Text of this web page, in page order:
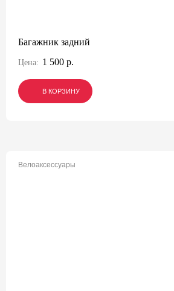
Багажник задний
Цена: 1 500 р.
В КОРЗИНУ
В КОРЗИНУ
В КОРЗИНУ
Велоаксессуары